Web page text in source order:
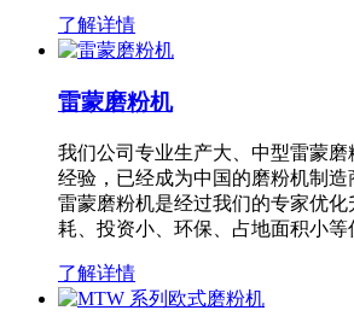
了解详情
雷蒙磨粉机
我们公司专业生产大、中型雷蒙磨
经验，已经成为中国的磨粉机制造
雷蒙磨粉机是经过我们的专家优
耗、投资小、环保、占地面积小
了解详情